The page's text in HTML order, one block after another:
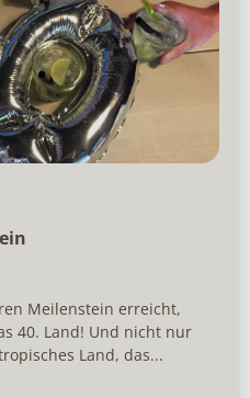
Meilenstein erreicht,
40. Land! Und nicht nur
Land, das...